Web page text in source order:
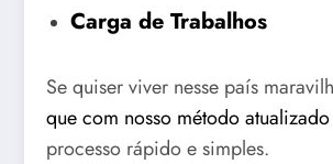
Carga de Trabalhos
Se quiser viver nesse país
que com nosso método
processo rápido e simples.